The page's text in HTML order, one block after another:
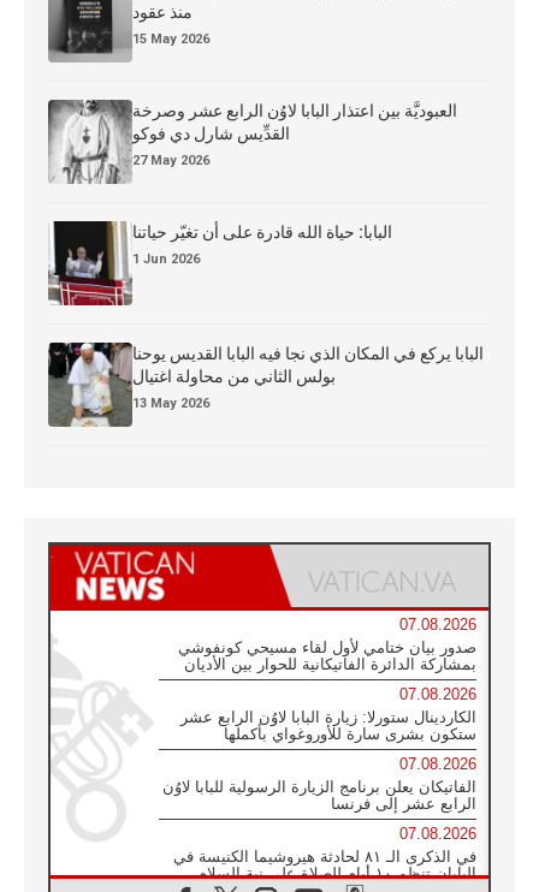
منذ عقود
15 May 2026
العبوديَّة بين اعتذار البابا لاوُن الرابع عشر وصرخة
القدِّيس شارل دي فوكو
27 May 2026
البابا: حياة الله قادرة على أن تغيّر حياتنا
1 Jun 2026
البابا يركع في المكان الذي نجا فيه البابا القديس يوحنا
بولس الثاني من محاولة اغتيال
13 May 2026
07.08.2026
صدور بيان ختامي لأول لقاء مسيحي كونفوشي
بمشاركة الدائرة الفاتيكانية للحوار بين الأديان
07.08.2026
الكاردينال ستورلا: زيارة البابا لاوُن الرابع عشر
ستكون بشرى سارة للأوروغواي بأكملها
07.08.2026
الفاتيكان يعلن برنامج الزيارة الرسولية للبابا لاوُن
الرابع عشر إلى فرنسا
07.08.2026
في الذكرى الـ ٨١ لحادثة هيروشيما الكنيسة في
اليابان تنظم ١٠ أيام للصلاة على نية السلام